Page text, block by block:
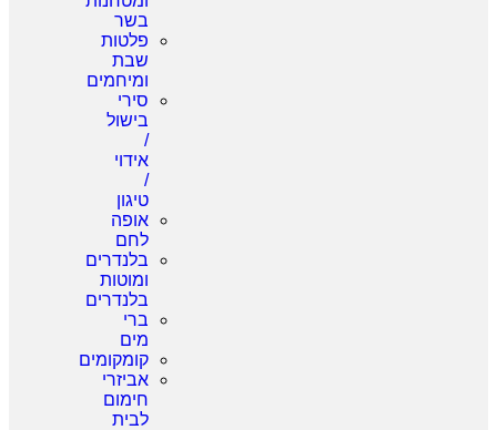
בשר
פלטות
שבת
ומיחמים
סירי
בישול
/
אידוי
/
טיגון
אופה
לחם
בלנדרים
ומוטות
בלנדרים
ברי
מים
קומקומים
אביזרי
חימום
לבית